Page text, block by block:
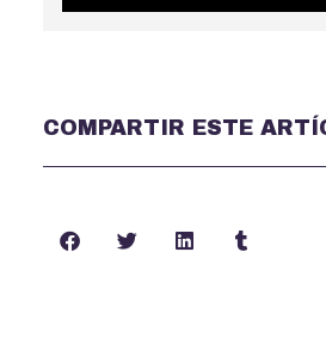
COMPARTIR ESTE